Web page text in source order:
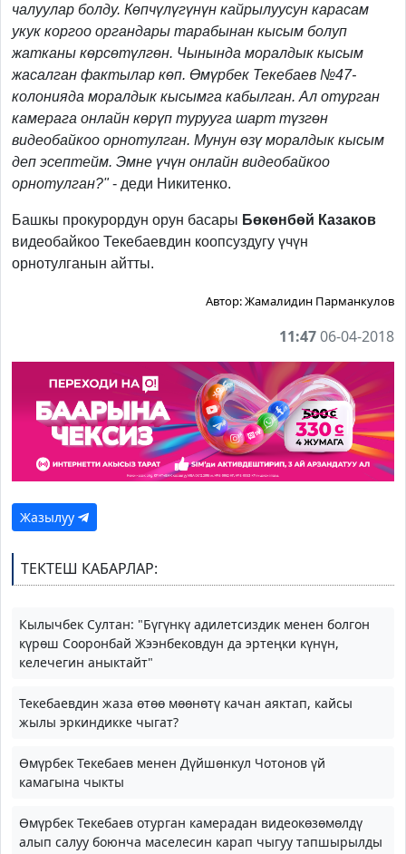
чалуулар болду. Көпчүлүгүнүн кайрылуусун карасам
укук коргоо органдары тарабынан кысым болуп
жатканы көрсөтүлгөн. Чынында моралдык кысым
жасалган фактылар көп. Өмүрбек Текебаев №47-
колонияда моралдык кысымга кабылган. Ал отурган
камерага онлайн көрүп турууга шарт түзгөн
видеобайкоо орнотулган. Мунун өзү моралдык кысым
деп эсептейм. Эмне үчүн онлайн видеобайкоо
орнотулган?"- деди Никитенко.
Башкы прокурордун орун басары Бөкөнбөй Казаков
видеобайкоо Текебаевдин коопсуздугу үчүн
орнотулганын айтты.
Автор:Жамалидин Парманкулов
11:4706-04-2018
Жазылуу
ТЕКТЕШ КАБАРЛАР:
Кылычбек Султан: "Бүгүнкү адилетсиздик менен болгон
күрөш Сооронбай Жээнбековдун да эртеңки күнүн,
келечегин аныктайт"
Текебаевдин жаза өтөө мөөнөтү качан аяктап, кайсы
жылы эркиндикке чыгат?
Өмүрбек Текебаев менен Дүйшөнкул Чотонов үй
камагына чыкты
Өмүрбек Текебаев отурган камерадан видеокөзөмөлдү
алып салуу боюнча маселесин карап чыгуу тапшырылды